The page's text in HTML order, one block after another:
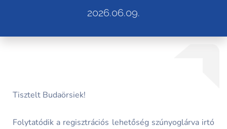
2026.06.09.
Tisztelt Budaörsiek!
Folytatódik a regisztrációs lehetőség szúnyoglárva irtó